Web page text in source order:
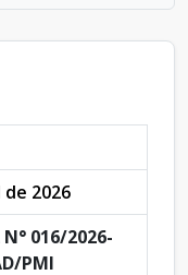
2026
N° 016/2026-
PMI